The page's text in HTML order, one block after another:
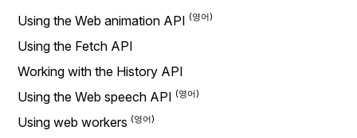
Using the Web animation API
Using the Fetch API
Working with the History API
Using the Web speech API
Using web workers